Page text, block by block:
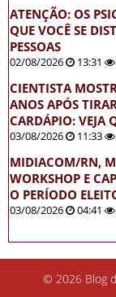
ATENÇÃO: OS
QUE VOCÊ SE
PESSOAS
02/08/2026 13:31
CIENTISTA
ANOS APÓS
CARDÁPIO: VEJA
03/08/2026 11:33
MIDIACOM/RN,
WORKSHOP E
O PERÍODO
03/08/2026 04:41
© 2026 Blog